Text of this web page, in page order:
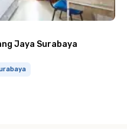
Jaya Surabaya